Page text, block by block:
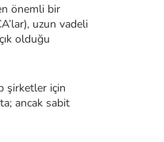
önemli bir
uzun vadeli
olduğu
şirketler için
ancak sabit